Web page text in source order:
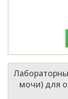
мочи) для